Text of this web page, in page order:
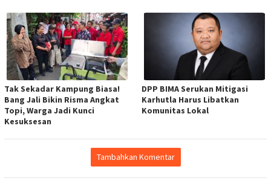
Tak Sekadar Kampung Biasa!
Bang Jali Bikin Risma Angkat
Topi, Warga Jadi Kunci
Kesuksesan
DPP BIMA Serukan Mitigasi
Karhutla Harus Libatkan
Komunitas Lokal
Tambahkan Komentar